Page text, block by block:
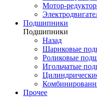
Мотор-
Подшипники
Подшипники
Назад
Шариковые
Роликовые
Игольчатые
Прочее